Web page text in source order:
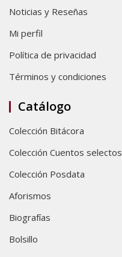
Noticias y Reseñas
Mi perfil
Política de privacidad
Términos y condiciones
Catálogo
Colección Bitácora
Colección Cuentos selectos
Colección Posdata
Aforismos
Biografías
Bolsillo